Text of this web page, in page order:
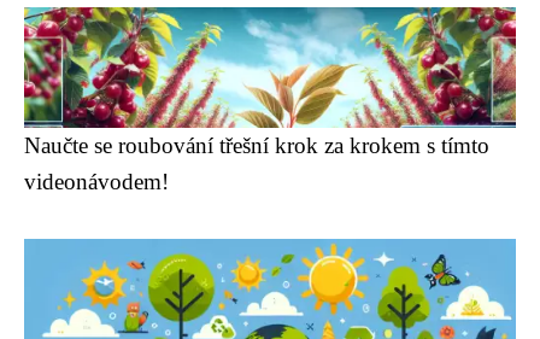
Naučte se roubování třešní krok za krokem s tímto
videonávodem!